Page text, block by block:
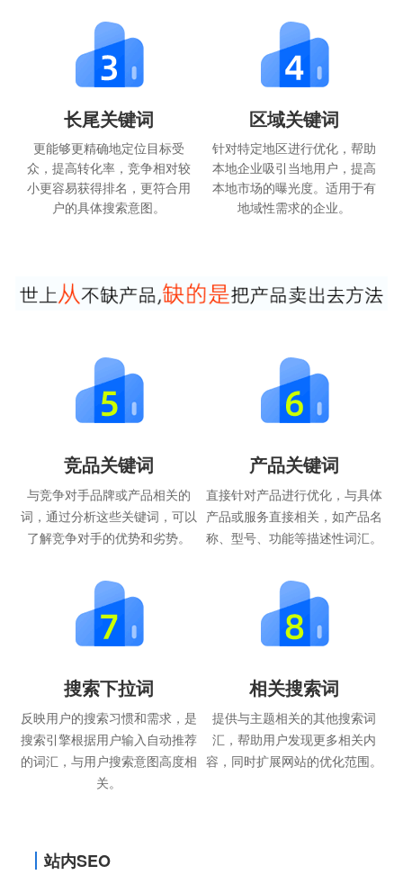
长尾关键词
更能够更精确地定位目标受
众，提高转化率，竞争相对较
小更容易获得排名，更符合用
户的具体搜索意图。
区域关键词
针对特定地区进行优化，帮助
本地企业吸引当地用户，提高
本地市场的曝光度。适用于有
地域性需求的企业。
竞品关键词
与竞争对手品牌或产品相关的
词，通过分析这些关键词，可以
了解竞争对手的优势和劣势。
产品关键词
直接针对产品进行优化，与具体
产品或服务直接相关，如产品名
称、型号、功能等描述性词汇。
搜索下拉词
反映用户的搜索习惯和需求，是
搜索引擎根据用户输入自动推荐
的词汇，与用户搜索意图高度相
关。
相关搜索词
提供与主题相关的其他搜索词
汇，帮助用户发现更多相关内
容，同时扩展网站的优化范围。
站内SEO